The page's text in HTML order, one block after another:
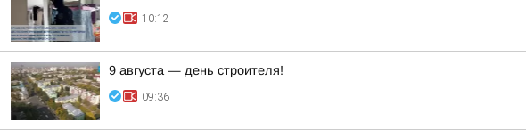
10:12
9 августа — день строителя!
09:36